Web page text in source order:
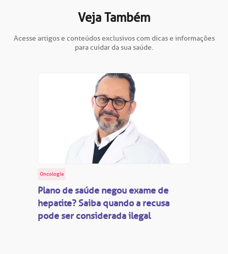
Veja Também
Acesse artigos e conteúdos exclusivos com dicas e informações
para cuidar da sua saúde.
Oncologia
Plano de saúde negou exame de
hepatite? Saiba quando a recusa
pode ser considerada ilegal